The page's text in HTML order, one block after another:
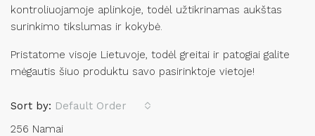
kontroliuojamoje aplinkoje, todėl užtikrinamas aukštas
surinkimo tikslumas ir kokybė.
Pristatome visoje Lietuvoje, todėl greitai ir patogiai galite
mėgautis šiuo produktu savo pasirinktoje vietoje!
256 Namai
Sort by: Default Order